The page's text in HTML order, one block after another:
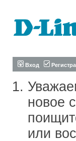
Вход
новое
или